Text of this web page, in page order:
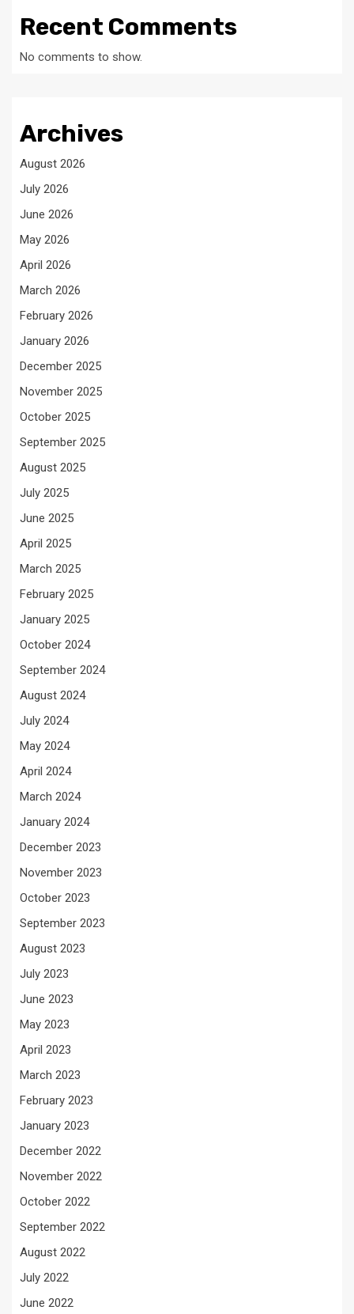
Recent Comments
No comments to show.
Archives
August 2026
July 2026
June 2026
May 2026
April 2026
March 2026
February 2026
January 2026
December 2025
November 2025
October 2025
September 2025
August 2025
July 2025
June 2025
April 2025
March 2025
February 2025
January 2025
October 2024
September 2024
August 2024
July 2024
May 2024
April 2024
March 2024
January 2024
December 2023
November 2023
October 2023
September 2023
August 2023
July 2023
June 2023
May 2023
April 2023
March 2023
February 2023
January 2023
December 2022
November 2022
October 2022
September 2022
August 2022
July 2022
June 2022